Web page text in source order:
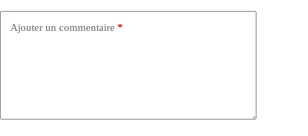
Ajouter un commentaire *